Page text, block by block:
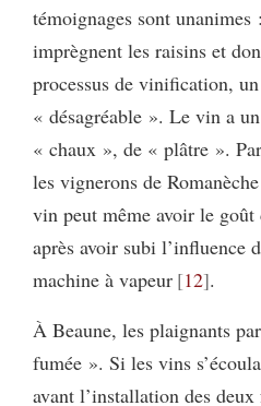
témoignages sont
imprègnent les raisins et
processus de vinification,
« désagréable ». Le vin a
« chaux », de « plâtre ».
les vignerons de
vin peut même avoir le
après avoir subi l’influence
machine à vapeur 12 .
À Beaune, les plaignants
fumée ». Si les vins
avant l’installation des